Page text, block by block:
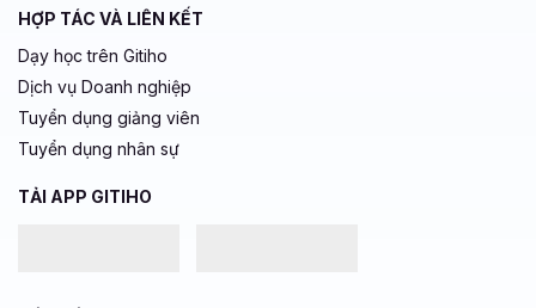
HỢP TÁC VÀ LIÊN KẾT
Dạy học trên Gitiho
Dịch vụ Doanh nghiệp
Tuyển dụng giảng viên
Tuyển dụng nhân sự
TẢI APP GITIHO